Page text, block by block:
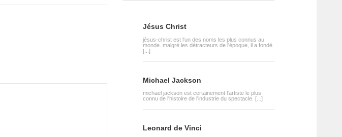
Jésus Christ
jésus-christ est l'un des noms les plus connus au
monde. malgré les détracteurs de l'époque, il a fondé
[...]
Michael Jackson
michael jackson est certainement l'artiste le plus
connu de l'histoire de l'industrie du spectacle. [...]
Leonard de Vinci